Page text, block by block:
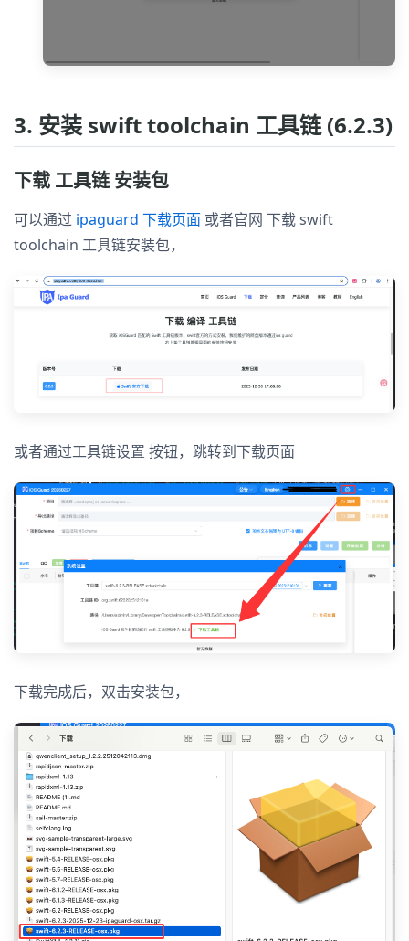
3. 安装 swift toolchain 工具链 (6.2.3)
下载 工具链 安装包
可以通过 ipaguard 下载页面 或者官网 下载 swift
toolchain 工具链安装包，
或者通过工具链设置 按钮，跳转到下载页面
下载完成后，双击安装包，